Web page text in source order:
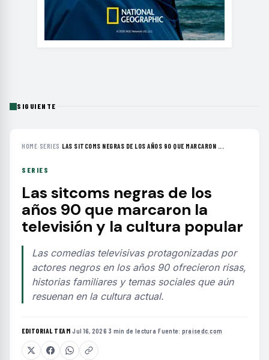
SIGUIENTE
HOME› SERIES ›LAS SITCOMS NEGRAS DE LOS AÑOS 90 QUE MARCARON ...
SERIES
Las sitcoms negras de los
años 90 que marcaron la
televisión y la cultura popular
Las comedias televisivas protagonizadas por
actores negros en los años 90 ofrecieron risas,
historias familiares y temas sociales que aún
resuenan en la cultura actual.
EDITORIAL TEAM·Jul 16, 2026·3 min de lectura·Fuente: praisedc.com